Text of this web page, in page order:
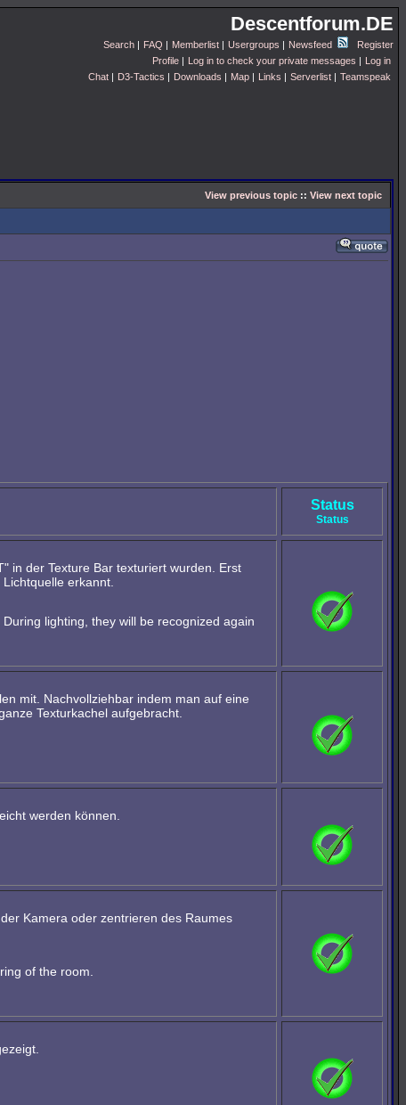
Descentforum.DE
Search | FAQ | Memberlist | Usergroups | Newsfeed
Register
Profile | Log in to check your private messages | Log in
Chat | D3-Tactics | Downloads | Map | Links | Serverlist | Teamspeak
View previous topic :: View next topic
Status
Status
in der Texture Bar texturiert wurden. Erst
erkannt.
lighting, they will be recognized again
mit. Nachvollziehbar indem man auf eine
Texturkachel aufgebracht.
werden können.
Kamera oder zentrieren des Raumes
of the room.